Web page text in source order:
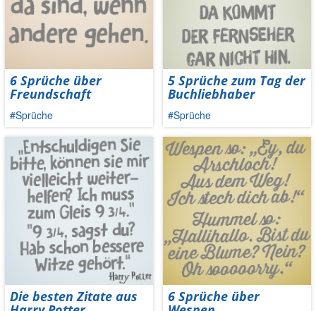
6 Sprüche über
Freundschaft
#Sprüche
Die besten Zitate aus
5 Sprüche zum Tag der
Buchliebhaber
#Sprüche
6 Sprüche über